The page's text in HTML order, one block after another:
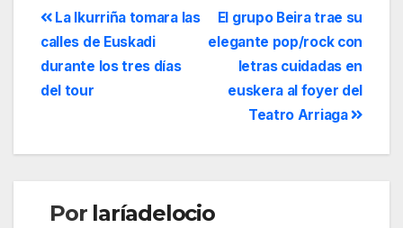
El grupo Beira trae su
elegante pop/rock con
letras cuidadas en
euskera al foyer del
Teatro Arriaga
La Ikurriña tomara las
calles de Euskadi
durante los tres días
del tour
Por laríadelocio